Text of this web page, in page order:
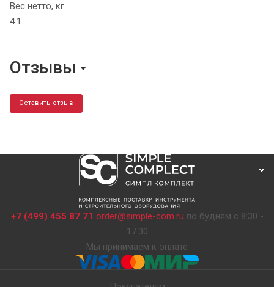
Вес нетто, кг
4.1
Отзывы
Оставить отзыв
+7 (499) 455 87 71 order@simple-com.ru по будням с 8:30 -
17:30
Мы принимаем к оплате